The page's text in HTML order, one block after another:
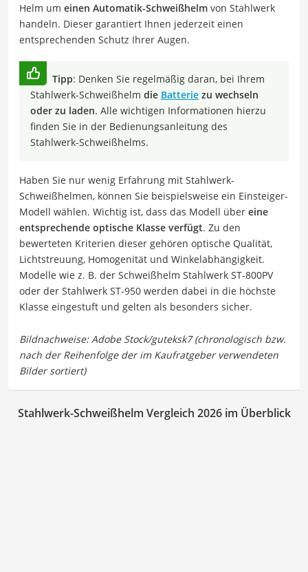
Helm um einen Automatik-Schweißhelm von Stahlwerk
handeln. Dieser garantiert Ihnen jederzeit einen
entsprechenden Schutz Ihrer Augen.
Tipp: Denken Sie regelmäßig daran, bei Ihrem
Stahlwerk-Schweißhelm die Batterie zu wechseln
oder zu laden. Alle wichtigen Informationen hierzu
finden Sie in der Bedienungsanleitung des
Stahlwerk-Schweißhelms.
Haben Sie nur wenig Erfahrung mit Stahlwerk-
Schweißhelmen, können Sie beispielsweise ein Einsteiger-
Modell wählen. Wichtig ist, dass das Modell über eine
entsprechende optische Klasse verfügt. Zu den
bewerteten Kriterien dieser gehören optische Qualität,
Lichtstreuung, Homogenität und Winkelabhängigkeit.
Modelle wie z. B. der Schweißhelm Stahlwerk ST-800PV
oder der Stahlwerk ST-950 werden dabei in die höchste
Klasse eingestuft und gelten als besonders sicher.
Stahlwerk-Schweißhelm Vergleich 2026 im Überblick